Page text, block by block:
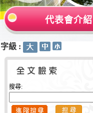
代表會介紹
字級 :
搜尋: